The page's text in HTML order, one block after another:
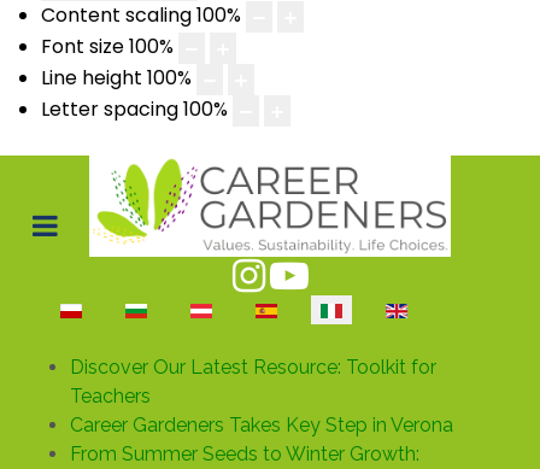
Content scaling100%
Font size100%
Line height 100%
Letter spacing100%
Seleziona la tua lingua
Discover Our Latest Resource: Toolkit for
Teachers
Career Gardeners Takes Key Step in Verona
From Summer Seeds to Winter Growth: